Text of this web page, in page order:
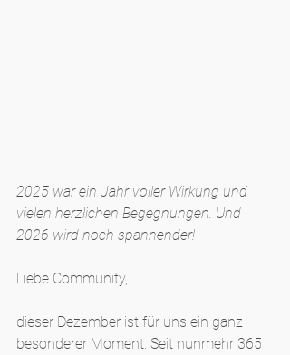
2025 war ein Jahr voller Wirkung und
vielen herzlichen Begegnungen. Und
2026 wird noch spannender!
Liebe Community,
dieser Dezember ist für uns ein ganz
besonderer Moment: Seit nunmehr 365